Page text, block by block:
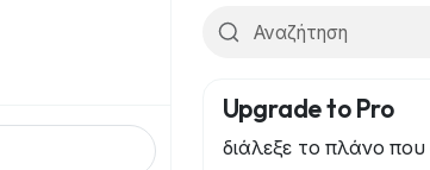
Upgrade to Pro
διάλεξε το πλάνο που